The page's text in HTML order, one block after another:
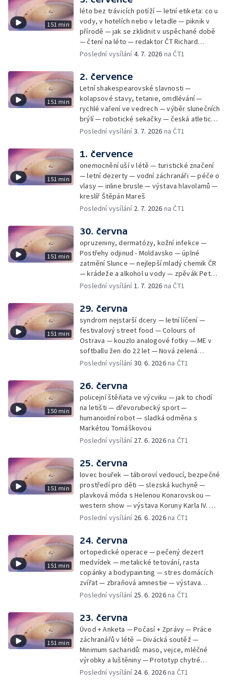
151 min
léto bez trávicích potíží — letní etiketa: co u
vody, v hotelích nebo v letadle — piknik v
přírodě — jak se zklidnit v uspěchané době
— čtení na léto — redaktor ČT Richard
Samko
Poslední vysílání4. 7. 2026 na ČT1
151 min
2. července
Letní shakespearovské slavnosti —
kolapsové stavy, tetanie, omdlévání —
rychlé vaření ve vedrech — výběr slunečních
brýlí — robotické sekačky — česká atletická
rekordmanka — psí seriál: výmarský
Poslední vysílání3. 7. 2026 na ČT1
151 min
1. července
onemocnění uší v létě — turistické značení
— letní dezerty — vodní záchranáři — péče o
vlasy — inline brusle — výstava hlavolamů —
kreslíř Štěpán Mareš
Poslední vysílání 2. 7. 2026 na ČT1
151 min
30. června
opruzeniny, dermatózy, kožní infekce —
Postřehy odjinud - Moldavsko — úplné
zatmění Slunce — nejlepší mladý chemik ČR
— krádeže a alkohol u vody — zpěvák Peter
Cmorik
Poslední vysílání1. 7. 2026 na ČT1
151 min
29. června
syndrom nejstarší dcery — letní líčení —
festivalový street food — Colours of
Ostrava — kouzlo analogové fotky — ME v
softballu žen do 22 let — Nová zelená
úsporám — Global Teacher Prize Czech
Poslední vysílání30. 6. 2026na ČT1
150 min
26. června
policejní štěňata ve výcviku — jak to chodí
na letišti — dřevorubecký sport —
humanoidní robot — sladká odměna s
Markétou Tomáškovou
Poslední vysílání 27. 6. 2026na ČT1
151 min
25. června
lovec bouřek — táboroví vedoucí, bezpečné
prostředí pro děti — slezská kuchyně —
plavková móda s Helenou Konarovskou —
western show — výstava Koruny Karla IV. —
mladý lezecký fenomén Josef Šindel
Poslední vysílání 26. 6. 2026na ČT1
151 min
24. června
ortopedické operace — pečený dezert
medvídek — metalické tetování, rasta
copánky a bodypainting — stres domácích
zvířat — zbraňová amnestie — výstava
mikrofotografií rostlin — fenomenální
Poslední vysílání 25. 6. 2026na ČT1
151 min
23. června
Úvod + Anketa — Počasí + Zprávy — Práce
záchranářů v létě — Divácká soutěž —
Minimum sacharidů: maso, vejce, mléčné
výrobky a luštěniny — Prototyp chytré
vložky do bot pro běžce — Anketa +
Poslední vysílání 24. 6. 2026na ČT1